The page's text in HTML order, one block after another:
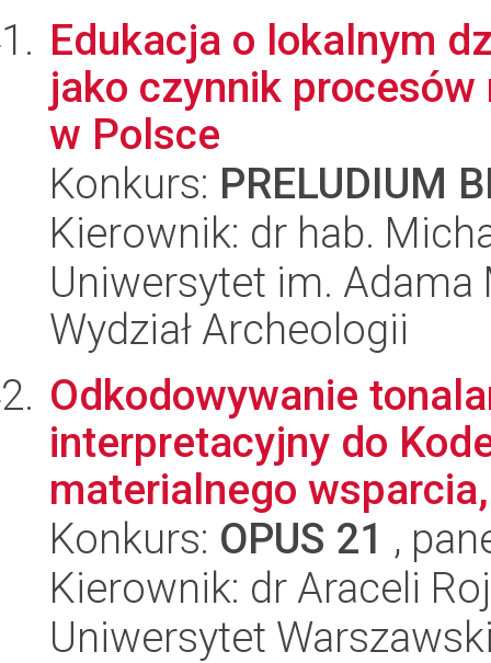
Edukacja o lokalnym
jako czynnik
w Polsce
Konkurs: PRELUDIUM
Kierownik: dr hab.
Uniwersytet im.
Wydział Archeologii
Odkodowywanie
interpretacyjny do
materialnego
Konkurs: OPUS 21 ,
Kierownik: dr Araceli
Uniwersytet